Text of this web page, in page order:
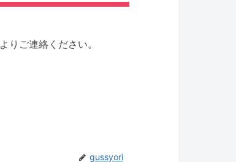
よりご連絡ください。
gussyori